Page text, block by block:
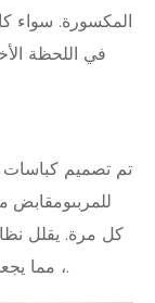
المكسورة. سواء
في اللحظة
تم تصميم كباسات
للمربىومقابض
كل مرة. يقلل
، مما يجعله مريحًا حتى لساعات طويلة من الاستخدام.